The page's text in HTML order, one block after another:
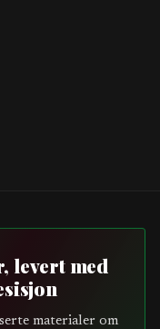
levert med
materialer om